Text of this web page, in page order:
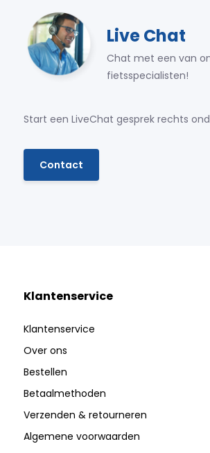
Live Chat
Chat met een van
fietsspecialisten!
Start een LiveChat gesprek rechts
Contact
Klantenservice
Klantenservice
Over ons
Bestellen
Betaalmethoden
Verzenden & retourneren
Algemene voorwaarden